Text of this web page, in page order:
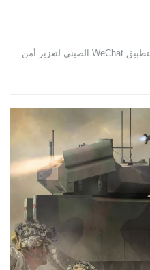
الجيش الباكستاني يستبدل WhatsApp بتطبيق WeChat الصيني لتعزيز أمن